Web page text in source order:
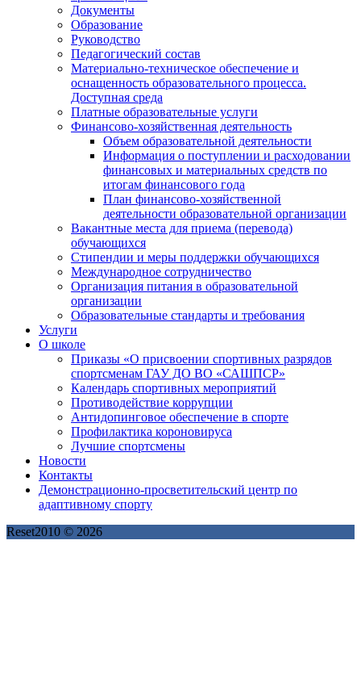
Документы
Образование
Руководство
Педагогический состав
Материально-техническое обеспечение и
оснащенность образовательного процесса.
Доступная среда
Платные образовательные услуги
Финансово-хозяйственная деятельность
Объем образовательной деятельности
Информация о поступлении и расходовании
финансовых и материальных средств по
итогам финансового года
План финансово-хозяйственной
деятельности образовательной организации
Вакантные места для приема (перевода)
обучающихся
Стипендии и меры поддержки обучающихся
Международное сотрудничество
Организация питания в образовательной
организации
Образовательные стандарты и требования
Услуги
О школе
Приказы «О присвоении спортивных разрядов
спортсменам ГАУ ДО ВО «САШПСР»
Календарь спортивных мероприятий
Противодействие коррупции
Антидопинговое обеспечение в спорте
Профилактика короновируса
Лучшие спортсмены
Новости
Контакты
Демонстрационно-просветительский центр по
адаптивному спорту
Reset2010 © 2026